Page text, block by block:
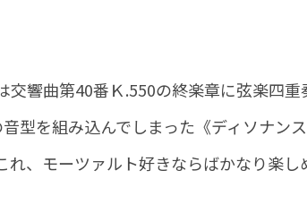
交響曲第40番Ｋ.550の終楽章に弦楽四
型を組み込んでしまった《ディソナン
れ、モーツァルト好きならばかなり楽し